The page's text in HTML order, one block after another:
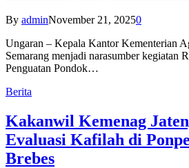
By adminNovember 21, 20250
Ungaran – Kepala Kantor Kementerian
Semarang menjadi narasumber kegiatan
Penguatan Pondok…
Berita
Kakanwil Kemenag
Evaluasi Kafilah di
Brebes